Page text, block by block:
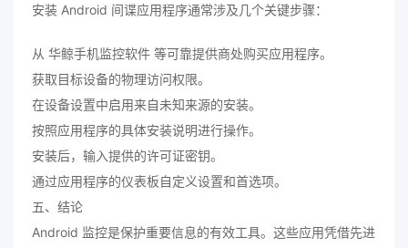
安装 Android 间谍应用程序通常涉及几个关键步骤：
从 华鲸手机监控软件 等可靠提供商处购买应用程序。
获取目标设备的物理访问权限。
在设备设置中启用来自未知来源的安装。
按照应用程序的具体安装说明进行操作。
安装后，输入提供的许可证密钥。
通过应用程序的仪表板自定义设置和首选项。
五、结论
Android 监控是保护重要信息的有效工具。这些应用凭借先进